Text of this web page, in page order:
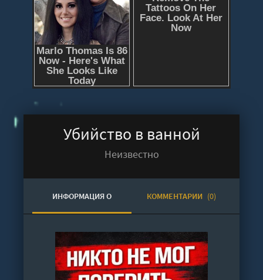
Убийство в ванной
Неизвестно
ИНФОРМАЦИЯ О
АУДИОКНИГЕ
КОММЕНТАРИИ (0)